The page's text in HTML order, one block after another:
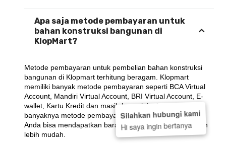
Apa saja metode pembayaran untuk
bahan konstruksi bangunan di
KlopMart?
Metode pembayaran untuk pembelian bahan konstruksi
bangunan di Klopmart terhitung beragam. Klopmart
memiliki banyak metode pembayaran seperti BCA Virtual
Account, Mandiri Virtual Account, BRI Virtual Account, E-
wallet, Kartu Kredit dan masih banyak lagi.. Dengan
banyaknya metode pembayaran yang ada di KlopMart,
Anda bisa mendapatkan barang yang dibutuhkan dengan
lebih mudah.
Silahkan hubungi kami
Hi saya ingin bertanya